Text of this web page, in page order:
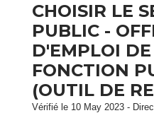
CHOISIR LE
PUBLIC -
D'EMPLOI
FONCTION
(OUTIL DE
Vérifié le 10 May 2023 -